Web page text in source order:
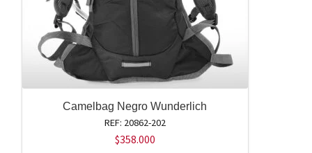
Camelbag Negro Wunderlich
REF: 20862-202
$358.000